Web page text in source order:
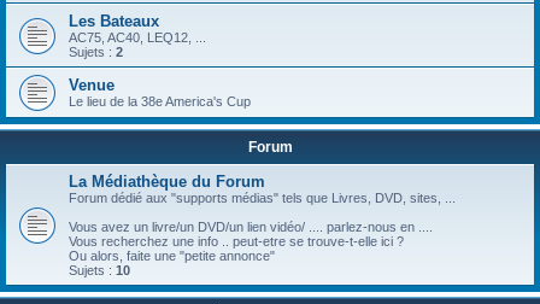
Les Bateaux
AC75, AC40, LEQ12, ...
Sujets : 2
Venue
Le lieu de la 38e America's Cup
Forum
La Médiathèque du Forum
Forum dédié aux "supports médias" tels que Livres, DVD, sites, ...
Vous avez un livre/un DVD/un lien vidéo/ .... parlez-nous en ....
Vous recherchez une info .. peut-etre se trouve-t-elle ici ?
Ou alors, faite une "petite annonce"
Sujets : 10